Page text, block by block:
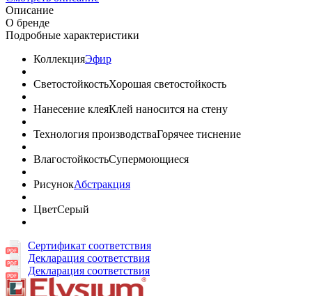
Описание
О бренде
Подробные характеристики
КоллекцияЭфир
СветостойкостьХорошая светостойкость
Нанесение клеяКлей наносится на стену
Технология производстваГорячее тиснение
ВлагостойкостьСупермоющиеся
РисунокАбстракция
ЦветСерый
Сертификат соответствия
Декларация соответствия
Декларация соответствия